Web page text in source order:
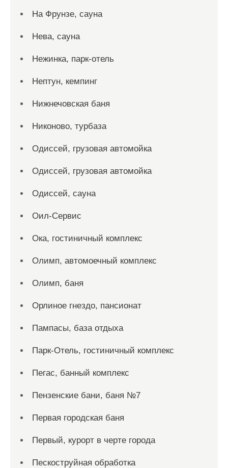
На Фрунзе, сауна
Нева, сауна
Нежинка, парк-отель
Нептун, кемпинг
Нижнечовская баня
Никоново, турбаза
Одиссей, грузовая автомойка
Одиссей, грузовая автомойка
Одиссей, сауна
Оил-Сервис
Ока, гостиничный комплекс
Олимп, автомоечный комплекс
Олимп, баня
Орлиное гнездо, пансионат
Пампасы, база отдыха
Парк-Отель, гостиничный комплекс
Пегас, банный комплекс
Пензенские бани, баня №7
Первая городская баня
Первый, курорт в черте города
Пескоструйная обработка